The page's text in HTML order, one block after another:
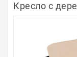
Кресло с